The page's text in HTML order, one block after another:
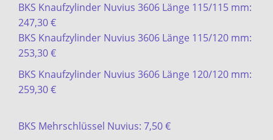
BKS Knaufzylinder Nuvius 3606 Länge 115/115 mm:
247,30 €
BKS Knaufzylinder Nuvius 3606 Länge 115/120 mm:
253,30 €
BKS Knaufzylinder Nuvius 3606 Länge 120/120 mm:
259,30 €
BKS Mehrschlüssel Nuvius: 7,50 €